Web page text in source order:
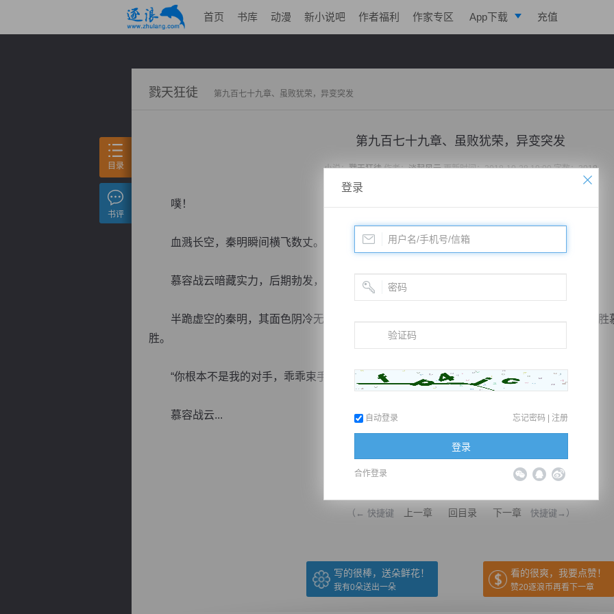
首页 书库 动漫 新小说吧 作者福利 作家专区 App下载 充值
戮天狂徒 第九百七十九章、虽败犹荣，异变突发
第九百七十九章、虽败犹荣，异变突发
小说：戮天狂徒作者：淡起风云更新时间：2018-10-28 19:00 字数：3018
噗！
血溅长空，秦明瞬间横飞数丈。
慕容战云暗藏实力，后期勃发，出其不意，导致秦明猝不及防，直接被震的吐血横飞。
半跪虚空的秦明，其面色阴冷无比，慕容战云实力太过强横，完全凌驾在他之上，要想战胜
胜。
“你根本不是我的对手，乖乖束手就擒吧！”
慕容战云...
（← 快捷键 上一章 回目录 下一章 快捷键→）
写的很棒，送朵鲜花！
我有0朵送出一朵
看的很爽，我要点赞！
赞20逐浪币再看下一章
目录
书评
登录
自动登录 忘记密码 | 注册
登录
合作登录